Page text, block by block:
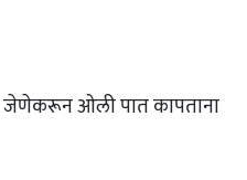
जेणेकरून ओली पात कापताना